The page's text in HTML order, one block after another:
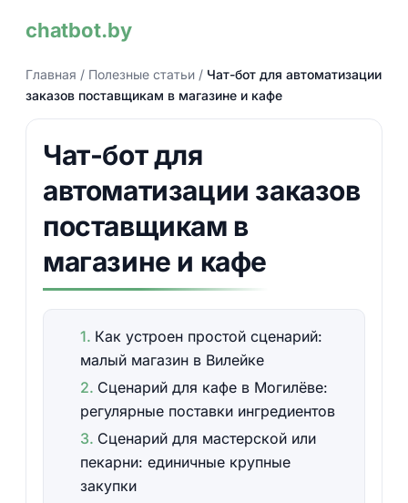
chatbot.by
Главная / Полезные статьи/ Чат-бот для автоматизации
заказов поставщикам в магазине и кафе
Чат-бот для
автоматизации заказов
поставщикам в
магазине и кафе
Как устроен простой сценарий:
малый магазин в Вилейке
Сценарий для кафе в Могилёве:
регулярные поставки ингредиентов
Сценарий для мастерской или
пекарни: единичные крупные
закупки